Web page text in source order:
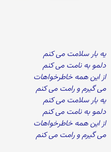
یه بار سلامت می کنم
دلمو به نامت می کنم
از این همه خاطرخواهات
می گیرم و رامت می کنم
یه بار سلامت می کنم
دلمو به نامت می کنم
از این همه خاطرخواهات
می گیرم و رامت می کنم